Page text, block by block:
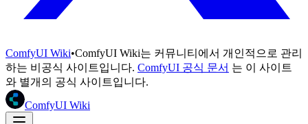
ComfyUI Wiki•ComfyUI Wiki는 커뮤니티에서 개인적으로 관리
하는 비공식 사이트입니다. ComfyUI 공식 문서 는 이 사이트
와 별개의 공식 사이트입니다.
ComfyUI Wiki